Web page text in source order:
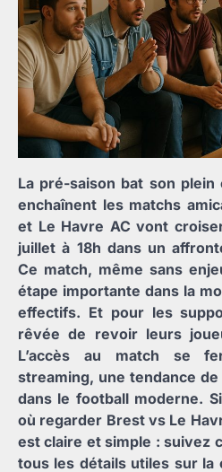
La pré-saison bat son plein
enchaînent les matchs
et Le Havre AC vont
juillet à 18h dans un
Ce match, même sans
étape importante dans la
effectifs. Et pour les
rêvée de revoir leurs
L’accès au match se
streaming, une tendance
dans le football moderne.
où regarder Brest vs Le
est claire et simple : suivez
tous les détails utiles sur la